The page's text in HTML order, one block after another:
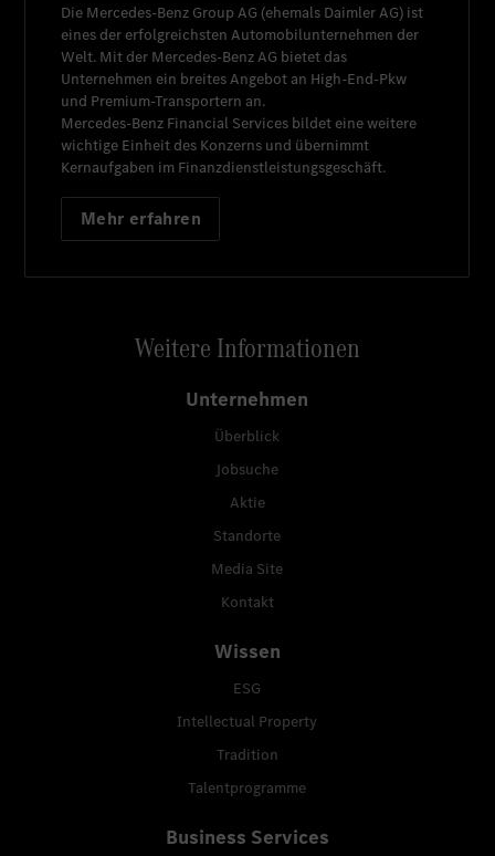
Die Mercedes-Benz Group AG (ehemals Daimler AG) ist
eines der erfolgreichsten Automobilunternehmen der
Welt. Mit der Mercedes-Benz AG bietet das
Unternehmen ein breites Angebot an High-End-Pkw
und Premium-Transportern an.
Mercedes-Benz Financial Services bildet eine weitere
wichtige Einheit des Konzerns und übernimmt
Kernaufgaben im Finanzdienstleistungsgeschäft.
Mehr erfahren
Weitere Informationen
Unternehmen
Überblick
Jobsuche
Aktie
Standorte
Media Site
Kontakt
Wissen
ESG
Intellectual Property
Tradition
Talentprogramme
Business Services